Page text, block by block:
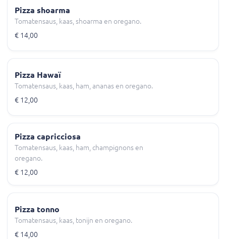
Pizza shoarma
Tomatensaus, kaas, shoarma en oregano.
€ 14,00
Pizza Hawaï
Tomatensaus, kaas, ham, ananas en oregano.
€ 12,00
Pizza capricciosa
Tomatensaus, kaas, ham, champignons en
oregano.
€ 12,00
Pizza tonno
Tomatensaus, kaas, tonijn en oregano.
€ 14,00